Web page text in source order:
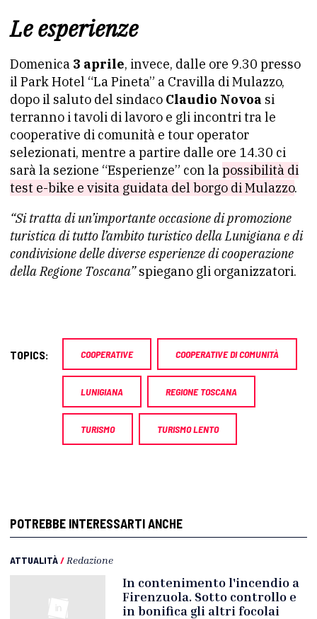
Le esperienze
Domenica 3 aprile, invece, dalle ore 9.30 presso
il Park Hotel “La Pineta” a Cravilla di Mulazzo,
dopo il saluto del sindaco Claudio Novoa si
terranno i tavoli di lavoro e gli incontri tra le
cooperative di comunità e tour operator
selezionati, mentre a partire dalle ore 14.30 ci
sarà la sezione “Esperienze” con lapossibilità di
test e-bike e visita guidata del borgo di Mulazzo.
“Si tratta di un’importante occasione di promozione
turistica di tutto l’ambito turistico della Lunigiana e di
condivisione delle diverse esperienze di cooperazione
della Regione Toscana”spiegano gli organizzatori.
TOPICS: COOPERATIVE COOPERATIVE DI COMUNITÀ
LUNIGIANA REGIONE TOSCANA
TURISMO TURISMO LENTO
POTREBBE INTERESSARTI ANCHE
ATTUALITÀ/ Redazione
In contenimento l'incendio a
Firenzuola. Sotto controllo e
in bonifica gli altri focolai